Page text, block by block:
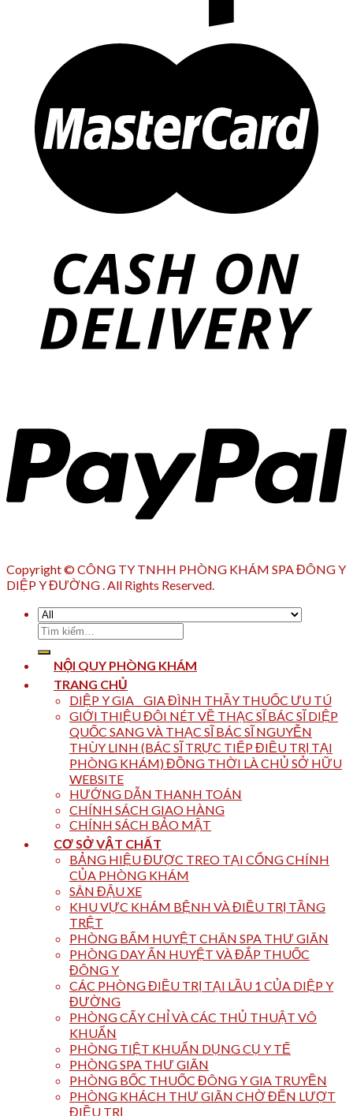
Copyright © CÔNG TY TNHH PHÒNG KHÁM SPA ĐÔNG Y
DIỆP Y ĐƯỜNG . All Rights Reserved.
Tìm
kiếm:
NỘI QUY PHÒNG KHÁM
TRANG CHỦ
DIỆP Y GIA _ GIA ĐÌNH THẦY THUỐC ƯU TÚ
GIỚI THIỆU ĐÔI NÉT VỀ THẠC SĨ BÁC SĨ DIỆP
QUỐC SANG VÀ THẠC SĨ BÁC SĨ NGUYỄN
THÙY LINH (BÁC SĨ TRỰC TIẾP ĐIỀU TRỊ TẠI
PHÒNG KHÁM) ĐỒNG THỜI LÀ CHỦ SỞ HỮU
WEBSITE
HƯỚNG DẪN THANH TOÁN
CHÍNH SÁCH GIAO HÀNG
CHÍNH SÁCH BẢO MẬT
CƠ SỞ VẬT CHẤT
BẢNG HIỆU ĐƯỢC TREO TẠI CỔNG CHÍNH
CỦA PHÒNG KHÁM
SÂN ĐẬU XE
KHU VỰC KHÁM BỆNH VÀ ĐIỀU TRỊ TẦNG
TRỆT
PHÒNG BẤM HUYỆT CHÂN SPA THƯ GIÃN
PHÒNG DAY ẤN HUYỆT VÀ ĐẮP THUỐC
ĐÔNG Y
CÁC PHÒNG ĐIỀU TRỊ TẠI LẦU 1 CỦA DIỆP Y
ĐƯỜNG
PHÒNG CẤY CHỈ VÀ CÁC THỦ THUẬT VÔ
KHUẨN
PHÒNG TIỆT KHUẨN DỤNG CỤ Y TẾ
PHÒNG SPA THƯ GIÃN
PHÒNG BỐC THUỐC ĐÔNG Y GIA TRUYỀN
PHÒNG KHÁCH THƯ GIÃN CHỜ ĐẾN LƯỢT
ĐIỀU TRỊ